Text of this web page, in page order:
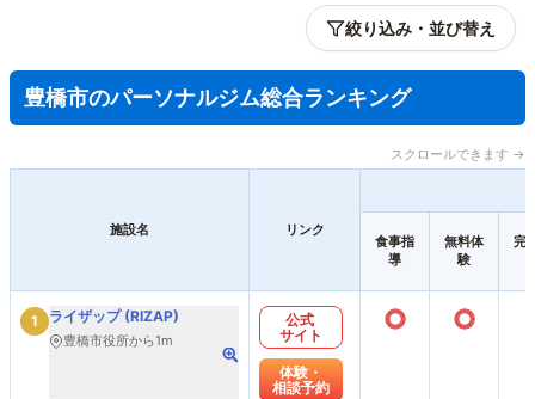
絞り込み・並び替え
豊橋市のパーソナルジム総合ランキング
スクロールできます →
施設名 リンク
食事指
導
無料体
験
完
1 ライザップ (RIZAP)
豊橋市役所から1m
公式
サイト
体験・
相談予約
○ ○